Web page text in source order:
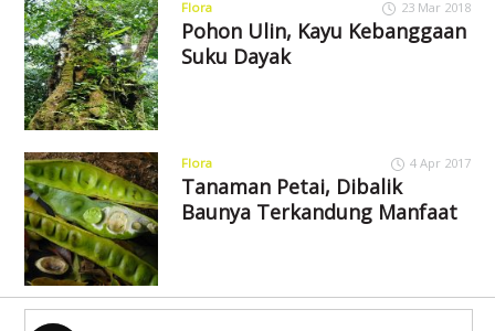
Flora 23 Mar 2018
Pohon Ulin, Kayu Kebanggaan
Suku Dayak
Flora 4 Apr 2017
Tanaman Petai, Dibalik
Baunya Terkandung Manfaat